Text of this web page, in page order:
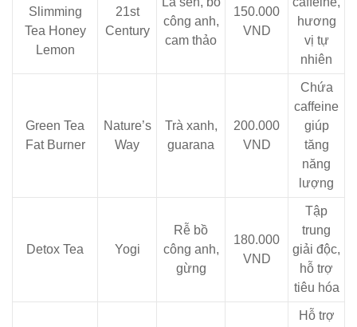
Slimming
Tea Honey
Lemon
21st
Century
công anh,
cam thảo
150.000
VND
hương
vị tự
nhiên
Green Tea
Fat Burner
Nature’s
Way
Trà xanh,
guarana
200.000
VND
Chứa
caffeine
giúp
tăng
năng
lượng
Detox Tea Yogi
Rễ bồ
công anh,
gừng
180.000
VND
Tập
trung
giải độc,
hỗ trợ
tiêu hóa
Hỗ trợ